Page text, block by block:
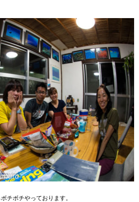
チボチやっております。